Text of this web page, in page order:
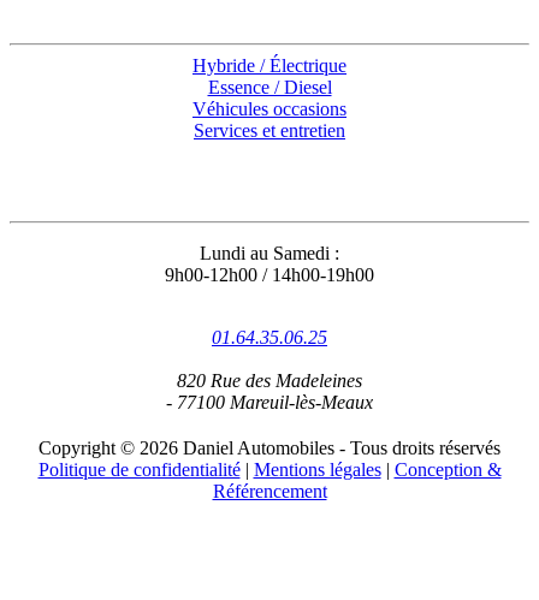
Hybride / Électrique
Essence / Diesel
Véhicules occasions
Services et entretien
Lundi au Samedi :
9h00-12h00 / 14h00-19h00
01.64.35.06.25
820 Rue des Madeleines
- 77100 Mareuil-lès-Meaux
Copyright © 2026 Daniel Automobiles - Tous droits réservés
Politique de confidentialité| Mentions légales| Conception &
Référencement